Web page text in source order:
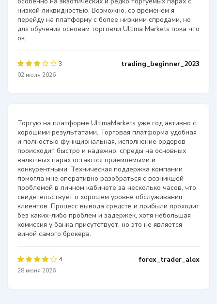
низкой ликвидностью. Возможно, со временем я
перейду на платформу с более низкими спредами, но
для обучения основам торговли Ultima Markets пока что
ок.
3
02 июля 2026
trading_beginner_2023
Торгую на платформе UltimaMarkets уже год активно с
хорошими результатами. Торговая платформа удобная
и полностью функциональная, исполнение ордеров
происходит быстро и надежно, спреды на основных
валютных парах остаются приемлемыми и
конкурентными. Техническая поддержка компании
помогла мне оперативно разобраться с возникшей
проблемой в личном кабинете за несколько часов, что
свидетельствует о хорошем уровне обслуживания
клиентов. Процесс вывода средств и прибыли проходит
без каких-либо проблем и задержек, хотя небольшая
комиссия у банка присутствует, но это не является
виной самого брокера.
4
28 июня 2026
forex_trader_alex